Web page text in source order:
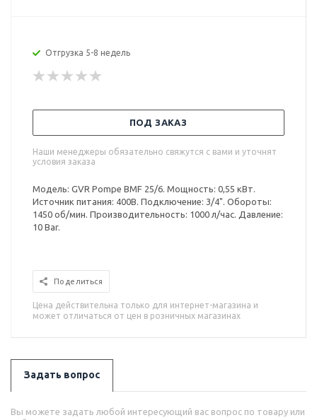
Отгрузка 5-8 недель
ПОД ЗАКАЗ
Наши менеджеры обязательно свяжутся с вами и уточнят
условия заказа
Модель: GVR Pompe BMF 25/6. Мощность: 0,55 кВт.
Источник питания: 400В. Подключение: 3/4". Обороты:
1450 об/мин. Производительность: 1000 л/час. Давление:
10 Bar.
Поделиться
Цена действительна только для интернет-магазина и
может отличаться от цен в розничных магазинах
Задать вопрос
Вы можете задать любой интересующий вас вопрос по товару или